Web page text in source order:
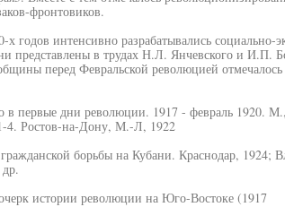
фронтовиков.
годов интенсивно разрабатывались социально-
представлены в трудах Н.Л. Янчевского и И.П.
перед Февральской революцией отмечалось
в первые дни революции. 1917 - февраль 1920.
4. Ростов-на-Дону, М.-Л, 1922
борьбы на Кубани. Краснодар, 1924;
истории революции на Юго-Востоке (1917